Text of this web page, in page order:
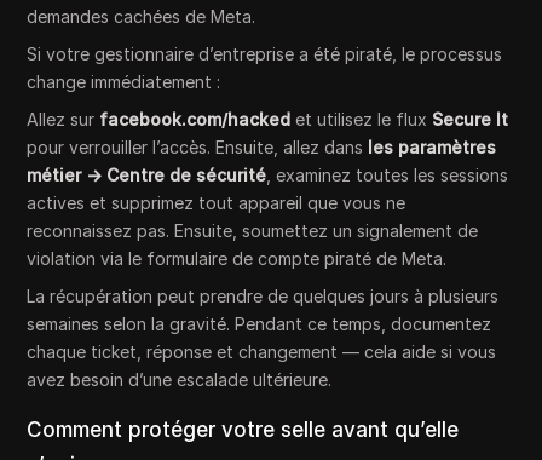
demandes cachées de Meta.
Si votre gestionnaire d’entreprise a été piraté, le processus
change immédiatement :
Allez sur facebook.com/hacked et utilisez le flux Secure It
pour verrouiller l’accès. Ensuite, allez dans les paramètres
métier → Centre de sécurité , examinez toutes les sessions
actives et supprimez tout appareil que vous ne
reconnaissez pas. Ensuite, soumettez un signalement de
violation via le formulaire de compte piraté de Meta.
La récupération peut prendre de quelques jours à plusieurs
semaines selon la gravité. Pendant ce temps, documentez
chaque ticket, réponse et changement — cela aide si vous
avez besoin d’une escalade ultérieure.
Comment protéger votre selle avant qu’elle